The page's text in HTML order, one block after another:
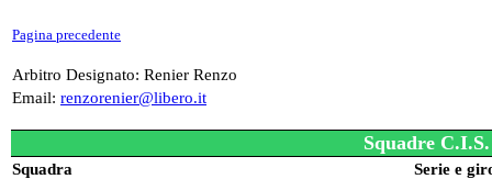
Pagina precedente
Arbitro Designato: Renier Renzo
Email: renzorenier@libero.it
Squadre
Squadra
Serie e